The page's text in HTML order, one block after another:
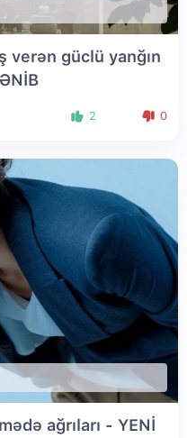
verən güclü yanğın
2 0
ağrıları - YENİ